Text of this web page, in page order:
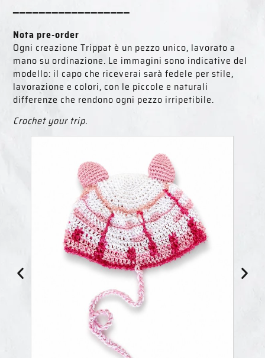
━━━━━━━━━━━━━━━━━━
Nota pre-order
Ogni creazione Trippat è un pezzo unico, lavorato a
mano su ordinazione. Le immagini sono indicative del
modello: il capo che riceverai sarà fedele per stile,
lavorazione e colori, con le piccole e naturali
differenze che rendono ogni pezzo irripetibile.
Crochet your trip.